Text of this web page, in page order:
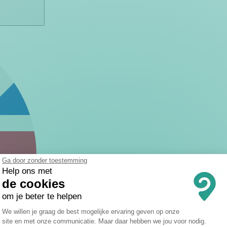
Ga door zonder toestemming
Help ons met
de cookies
om je beter te helpen
Toestemmingsbeheerplatform:
We willen je graag de best mogelijke ervaring geven op onze
site en met onze communicatie. Maar daar hebben we jou voor nodig.